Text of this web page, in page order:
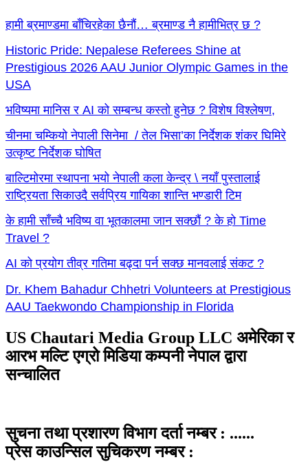
हामी ब्रमाण्डमा बाँचिरहेका छैनौं… ब्रमाण्ड नै हामीभित्र छ ?
Historic Pride: Nepalese Referees Shine at
Prestigious 2026 AAU Junior Olympic Games in the
USA
भविष्यमा मानिस र AI को सम्बन्ध कस्तो हुनेछ ? विशेष विश्लेषण,
चीनमा चम्कियो नेपाली सिनेमा / तेल भिसा’का निर्देशक शंकर घिमिरे
उत्कृष्ट निर्देशक घोषित
बाल्टिमोरमा स्थापना भयो नेपाली कला केन्द्र \ नयाँ पुस्तालाई
राष्ट्रियता सिकाउदै सर्वप्रिय गायिका शान्ति भण्डारी टिम
के हामी साँच्चै भविष्य वा भूतकालमा जान सक्छौं ? के हो Time
Travel ?
AI को प्रयोग तीव्र गतिमा बढ्दा पर्न सक्छ मानवलाई संकट ?
Dr. Khem Bahadur Chhetri Volunteers at Prestigious
AAU Taekwondo Championship in Florida
US Chautari Media Group LLC अमेरिका र
आरभ मल्टि एग्रो मिडिया कम्पनी नेपाल द्वारा
सन्चालित
सुचना तथा प्रशारण विभाग दर्ता नम्बर : ......
प्रेस काउन्सिल सुचिकरण नम्बर :